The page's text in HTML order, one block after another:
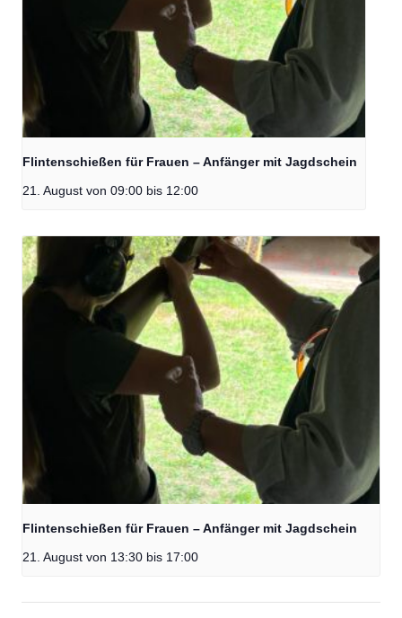
Flintenschießen für Frauen – Anfänger mit Jagdschein
21. August von 09:00 bis 12:00
Flintenschießen für Frauen – Anfänger mit Jagdschein
21. August von 13:30 bis 17:00